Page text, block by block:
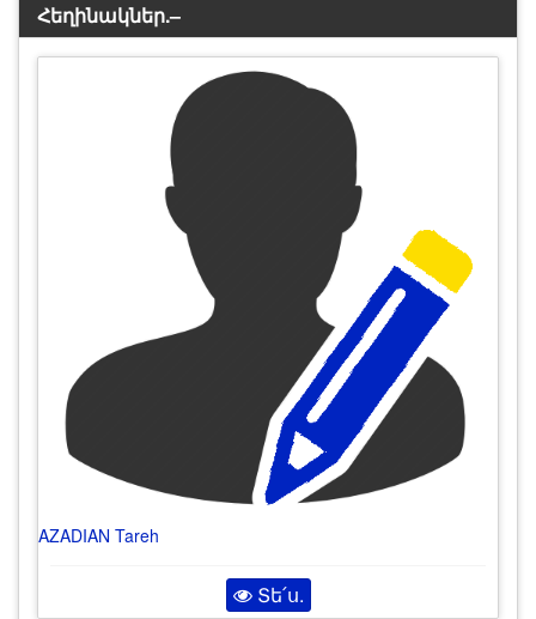
Հեղինակներ.–
AZADIAN Tareh
Տե՛ս.